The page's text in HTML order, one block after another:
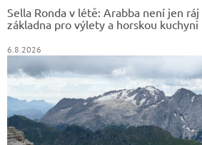
Sella Ronda v létě: Arabba není jen
základna pro výlety a horskou kuchyni
6.8.2026